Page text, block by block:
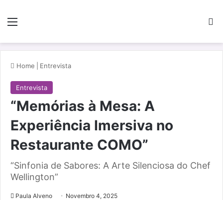
Menu
Home Entrevista
Entrevista
“Memórias à Mesa: A
Experiência Imersiva no
Restaurante COMO”
“Sinfonia de Sabores: A Arte Silenciosa do Chef
Wellington”
Paula Alveno Novembro 4, 2025